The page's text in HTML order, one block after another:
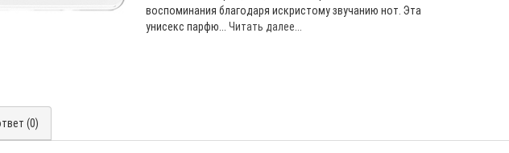
воспоминания благодаря искристому звучанию нот. Эта
унисекс парфю... Читать далее...
(0)